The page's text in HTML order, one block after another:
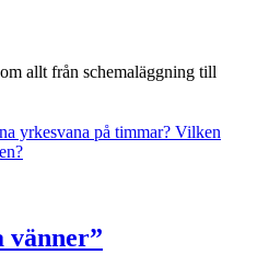
allt från schemaläggning till
yrkesvana på timmar? Vilken
vänner”